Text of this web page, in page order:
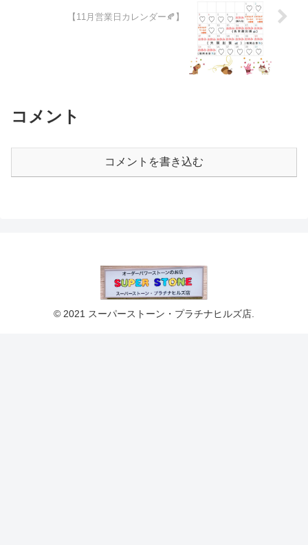
【11月営業日カレンダー🍂】
コメント
コメントを書き込む
© 2021 スーパーストーン・プラチナヒルズ店.